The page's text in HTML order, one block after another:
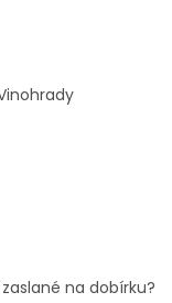
na dobírku?